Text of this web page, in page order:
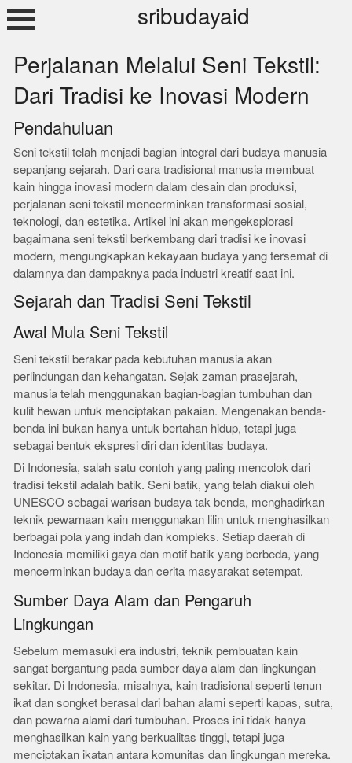
Skip
to
sribudayaid
Perjalanan Melalui Seni Tekstil:
Dari Tradisi ke Inovasi Modern
Pendahuluan
Seni tekstil telah menjadi bagian integral dari budaya manusia
sepanjang sejarah. Dari cara tradisional manusia membuat
kain hingga inovasi modern dalam desain dan produksi,
perjalanan seni tekstil mencerminkan transformasi sosial,
teknologi, dan estetika. Artikel ini akan mengeksplorasi
bagaimana seni tekstil berkembang dari tradisi ke inovasi
modern, mengungkapkan kekayaan budaya yang tersemat di
dalamnya dan dampaknya pada industri kreatif saat ini.
Sejarah dan Tradisi Seni Tekstil
Awal Mula Seni Tekstil
Seni tekstil berakar pada kebutuhan manusia akan
perlindungan dan kehangatan. Sejak zaman prasejarah,
manusia telah menggunakan bagian-bagian tumbuhan dan
kulit hewan untuk menciptakan pakaian. Mengenakan benda-
benda ini bukan hanya untuk bertahan hidup, tetapi juga
sebagai bentuk ekspresi diri dan identitas budaya.
Di Indonesia, salah satu contoh yang paling mencolok dari
tradisi tekstil adalah batik. Seni batik, yang telah diakui oleh
UNESCO sebagai warisan budaya tak benda, menghadirkan
teknik pewarnaan kain menggunakan lilin untuk menghasilkan
berbagai pola yang indah dan kompleks. Setiap daerah di
Indonesia memiliki gaya dan motif batik yang berbeda, yang
mencerminkan budaya dan cerita masyarakat setempat.
Sumber Daya Alam dan Pengaruh
Lingkungan
Sebelum memasuki era industri, teknik pembuatan kain
sangat bergantung pada sumber daya alam dan lingkungan
sekitar. Di Indonesia, misalnya, kain tradisional seperti tenun
ikat dan songket berasal dari bahan alami seperti kapas, sutra,
dan pewarna alami dari tumbuhan. Proses ini tidak hanya
menghasilkan kain yang berkualitas tinggi, tetapi juga
menciptakan ikatan antara komunitas dan lingkungan mereka.